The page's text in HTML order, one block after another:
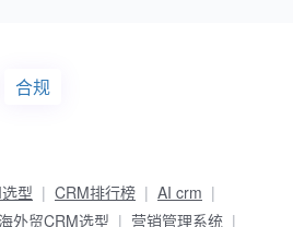
合规
型 CRM排行榜
AI crm
外贸CRM选型 营销管理系统